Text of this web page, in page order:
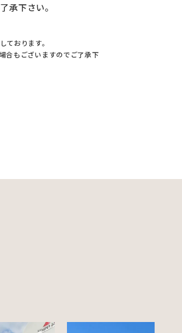
承下さい。
おります。
合もございますのでご了承下